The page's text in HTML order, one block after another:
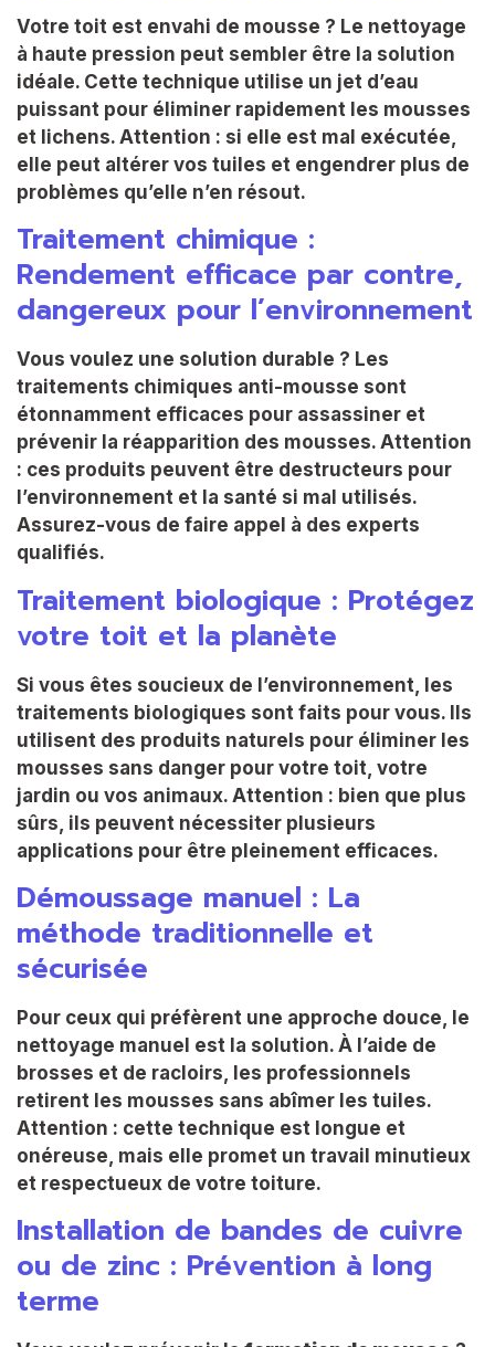
Votre toit est envahi de mousse ? Le nettoyage
à haute pression peut sembler être la solution
idéale. Cette technique utilise un jet d’eau
puissant pour éliminer rapidement les mousses
et lichens. Attention : si elle est mal exécutée,
elle peut altérer vos tuiles et engendrer plus de
problèmes qu’elle n’en résout.
Traitement chimique :
Rendement efficace par contre,
dangereux pour l’environnement
Vous voulez une solution durable ? Les
traitements chimiques anti-mousse sont
étonnamment efficaces pour assassiner et
prévenir la réapparition des mousses. Attention
: ces produits peuvent être destructeurs pour
l’environnement et la santé si mal utilisés.
Assurez-vous de faire appel à des experts
qualifiés.
Traitement biologique : Protégez
votre toit et la planète
Si vous êtes soucieux de l’environnement, les
traitements biologiques sont faits pour vous. Ils
utilisent des produits naturels pour éliminer les
mousses sans danger pour votre toit, votre
jardin ou vos animaux. Attention : bien que plus
sûrs, ils peuvent nécessiter plusieurs
applications pour être pleinement efficaces.
Démoussage manuel : La
méthode traditionnelle et
sécurisée
Pour ceux qui préfèrent une approche douce, le
nettoyage manuel est la solution. À l’aide de
brosses et de racloirs, les professionnels
retirent les mousses sans abîmer les tuiles.
Attention : cette technique est longue et
onéreuse, mais elle promet un travail minutieux
et respectueux de votre toiture.
Installation de bandes de cuivre
ou de zinc : Prévention à long
terme